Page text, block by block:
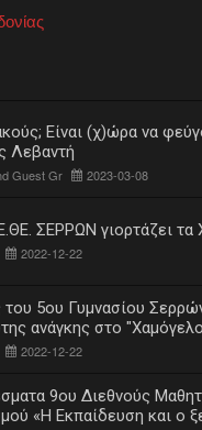
Είναι (χ)ώρα να
Λεβαντή
Guest Gr 2023-03-08
ΣΕΡΡΩΝ γιορτάζει τα
2022-12-22
του 5ου Γυμνασίου
ανάγκης στο
2022-12-22
9ου Διεθνούς
«Η Εκπαίδευση και ο